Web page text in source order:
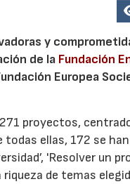
y
de la Fundación
Europea
proyectos,
ellas, 172 se
'Resolver un
de temas